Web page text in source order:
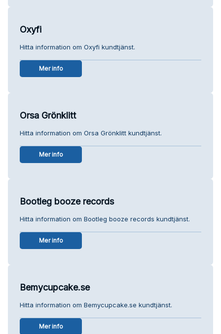
Oxyfi
Hitta information om Oxyfi kundtjänst.
Mer info
Orsa Grönklitt
Hitta information om Orsa Grönklitt kundtjänst.
Mer info
Bootleg booze records
Hitta information om Bootleg booze records kundtjänst.
Mer info
Bemycupcake.se
Hitta information om Bemycupcake.se kundtjänst.
Mer info